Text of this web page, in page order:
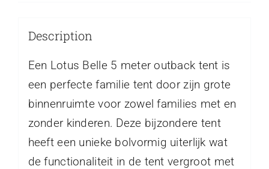
Description
Een Lotus Belle 5 meter outback tent is
een perfecte familie tent door zijn grote
binnenruimte voor zowel families met en
zonder kinderen. Deze bijzondere tent
heeft een unieke bolvormig uiterlijk wat
de functionaliteit in de tent vergroot met